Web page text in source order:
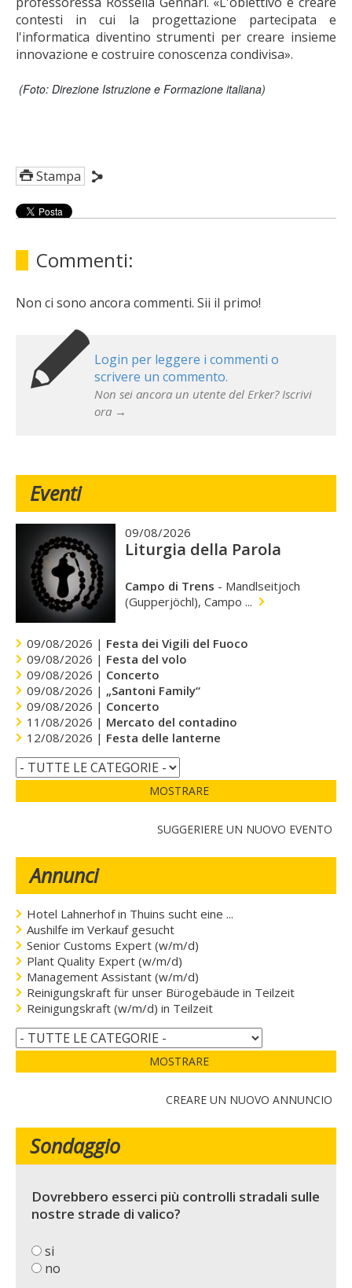
contesti in cui la progettazione partecipata e
l'informatica diventino strumenti per creare insieme
innovazione e costruire conoscenza condivisa».
(Foto: Direzione Istruzione e Formazione italiana)
Stampa
Commenti:
Non ci sono ancora commenti. Sii il primo!
Login per leggere i commenti o
scrivere un commento.
Non sei ancora un utente del Erker? Iscrivi
ora →
Eventi
09/08/2026
Liturgia della Parola
Campo di Trens - Mandlseitjoch
(Gupperjöchl), Campo ...
09/08/2026 | Festa dei Vigili del Fuoco
09/08/2026 | Festa del volo
09/08/2026 | Concerto
09/08/2026 | „Santoni Family“
09/08/2026 | Concerto
11/08/2026 | Mercato del contadino
12/08/2026 | Festa delle lanterne
MOSTRARE
SUGGERIERE UN NUOVO EVENTO
Annunci
Hotel Lahnerhof in Thuins sucht eine ...
Aushilfe im Verkauf gesucht
Senior Customs Expert (w/m/d)
Plant Quality Expert (w/m/d)
Management Assistant (w/m/d)
Reinigungskraft für unser Bürogebäude in Teilzeit
Reinigungskraft (w/m/d) in Teilzeit
MOSTRARE
CREARE UN NUOVO ANNUNCIO
Sondaggio
Dovrebbero esserci più controlli stradali sulle
nostre strade di valico?
si
no